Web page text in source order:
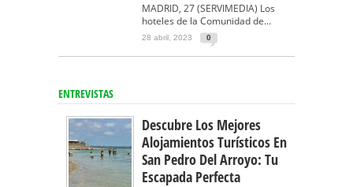
MADRID, 27 (SERVIMEDIA) Los
hoteles de la Comunidad de...
28 abril, 2023 0
ENTREVISTAS
Descubre Los Mejores
Alojamientos Turísticos En
San Pedro Del Arroyo: Tu
Escapada Perfecta